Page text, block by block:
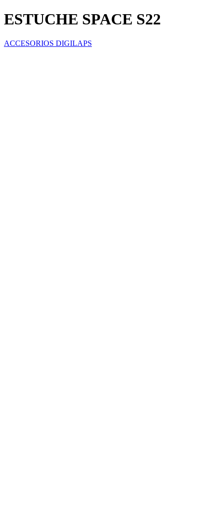
ESTUCHE SPACE S22
ACCESORIOS DIGILAPS